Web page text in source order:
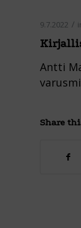
9.7.2022 /
Antti
Share